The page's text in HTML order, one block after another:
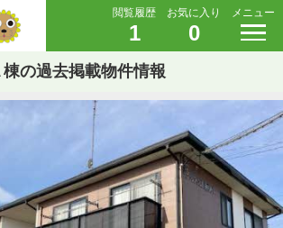
閲覧履歴
1
お気に入り
0
メニュー
の過去掲載物件情報